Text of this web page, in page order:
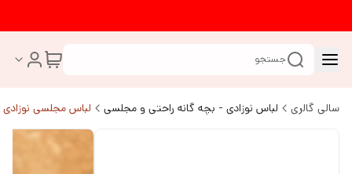
جستجو
سالی گالری لباس نوزادی - بچه گانه راحتی و مجلسی لباس مجلسی نوزادی